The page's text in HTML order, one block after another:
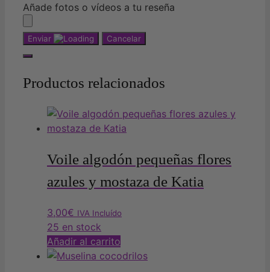
Añade fotos o vídeos a tu reseña
Enviar Cancelar
Productos relacionados
Voile algodón pequeñas flores
azules y mostaza de Katia
3,00€ IVA Incluído
25 en stock
Añadir al carrito